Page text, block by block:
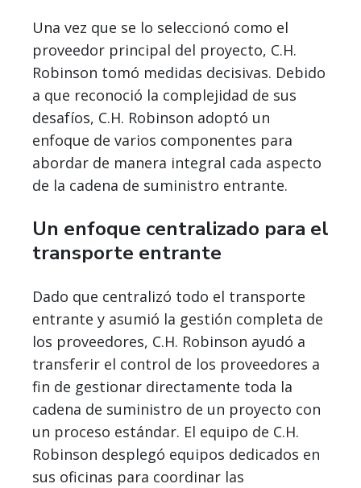
Una vez que se lo seleccionó como el
proveedor principal del proyecto, C.H.
Robinson tomó medidas decisivas. Debido
a que reconoció la complejidad de sus
desafíos, C.H. Robinson adoptó un
enfoque de varios componentes para
abordar de manera integral cada aspecto
de la cadena de suministro entrante.
Un enfoque centralizado para el
transporte entrante
Dado que centralizó todo el transporte
entrante y asumió la gestión completa de
los proveedores, C.H. Robinson ayudó a
transferir el control de los proveedores a
fin de gestionar directamente toda la
cadena de suministro de un proyecto con
un proceso estándar. El equipo de C.H.
Robinson desplegó equipos dedicados en
sus oficinas para coordinar las